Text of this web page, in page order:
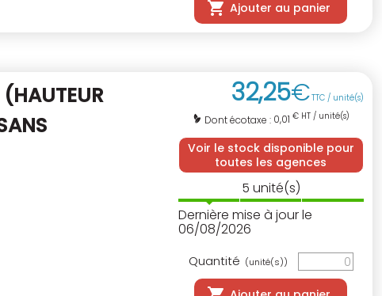
Ajouter au panier
32,25€TTC / unité(s)
Dont écotaxe : 0,01 € HT / unité(s)
Voir le stock disponible pour
toutes les agences
5 unité(s)
Dernière mise à jour le
06/08/2026
Quantité (unité(s))